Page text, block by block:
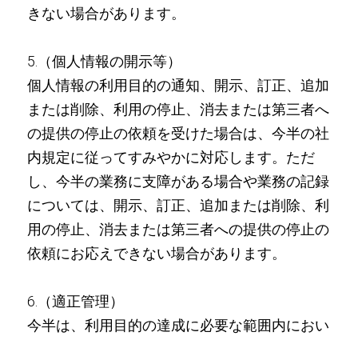
きない場合があります。
5.（個人情報の開示等）
個人情報の利用目的の通知、開示、訂正、追加
または削除、利用の停止、消去または第三者へ
の提供の停止の依頼を受けた場合は、今半の社
内規定に従ってすみやかに対応します。ただ
し、今半の業務に支障がある場合や業務の記録
については、開示、訂正、追加または削除、利
用の停止、消去または第三者への提供の停止の
依頼にお応えできない場合があります。
6.（適正管理）
今半は、利用目的の達成に必要な範囲内におい